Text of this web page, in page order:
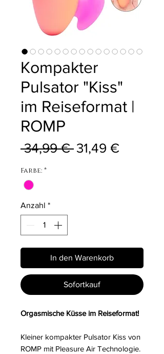
Kompakter
Pulsator "Kiss"
im Reiseformat |
ROMP
34,99 € Standardpreis
31,49 €Sale-
Farbe: *
Anzahl *
In den Warenkorb
Sofortkauf
Orgasmische Küsse im Reiseformat!
Kleiner kompakter Pulsator Kiss von
ROMP mit Pleasure Air Technologie.